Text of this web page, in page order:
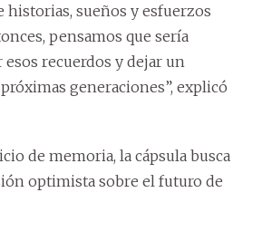
historias, sueños y esfuerzos
pensamos que sería
recuerdos y dejar un
generaciones”, explicó
de memoria, la cápsula busca
optimista sobre el futuro de